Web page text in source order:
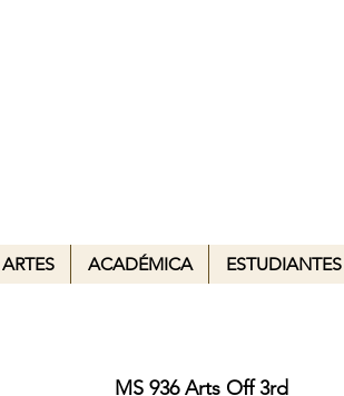
ARTES ACADÉMICA ESTUDIANTES
MS 936 Arts Off 3rd